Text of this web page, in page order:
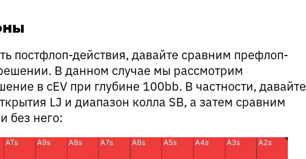
постфлоп-действия, давайте сравним префлоп-
В данном случае мы рассмотрим
в cEV при глубине 100bb. В частности, давайте
LJ и диапазон колла SB, а затем сравним
без него: